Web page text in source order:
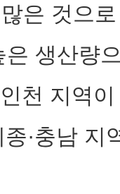
은 것으
생산량
천 지역
·충남